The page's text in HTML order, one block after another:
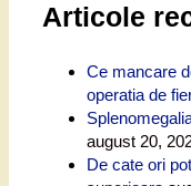
Articole
Ce mancare
operatia de
august 20,
De cate ori